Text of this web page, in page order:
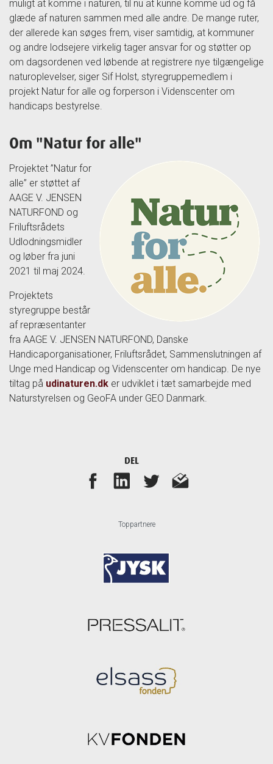
Toppartnere
muligt at komme i naturen, til nu at kunne komme ud og få
glæde af naturen sammen med alle andre. De mange ruter,
der allerede kan søges frem, viser samtidig, at kommuner
og andre lodsejere virkelig tager ansvar for og støtter op
om dagsordenen ved løbende at registrere nye tilgængelige
naturoplevelser, siger Sif Holst, styregruppemedlem i
projekt Natur for alle og forperson i Videnscenter om
handicaps bestyrelse.
Om "Natur for alle"
Projektet ”Natur for
alle” er støttet af
AAGE V. JENSEN
NATURFOND og
Friluftsrådets
Udlodningsmidler
og løber fra juni
2021 til maj 2024.
Projektets
styregruppe består
af repræsentanter
fra AAGE V. JENSEN NATURFOND, Danske
Handicaporganisationer, Friluftsrådet, Sammenslutningen af
Unge med Handicap og Videnscenter om handicap. De nye
tiltag på udinaturen.dk er udviklet i tæt samarbejde med
Naturstyrelsen og GeoFA under GEO Danmark.
DEL